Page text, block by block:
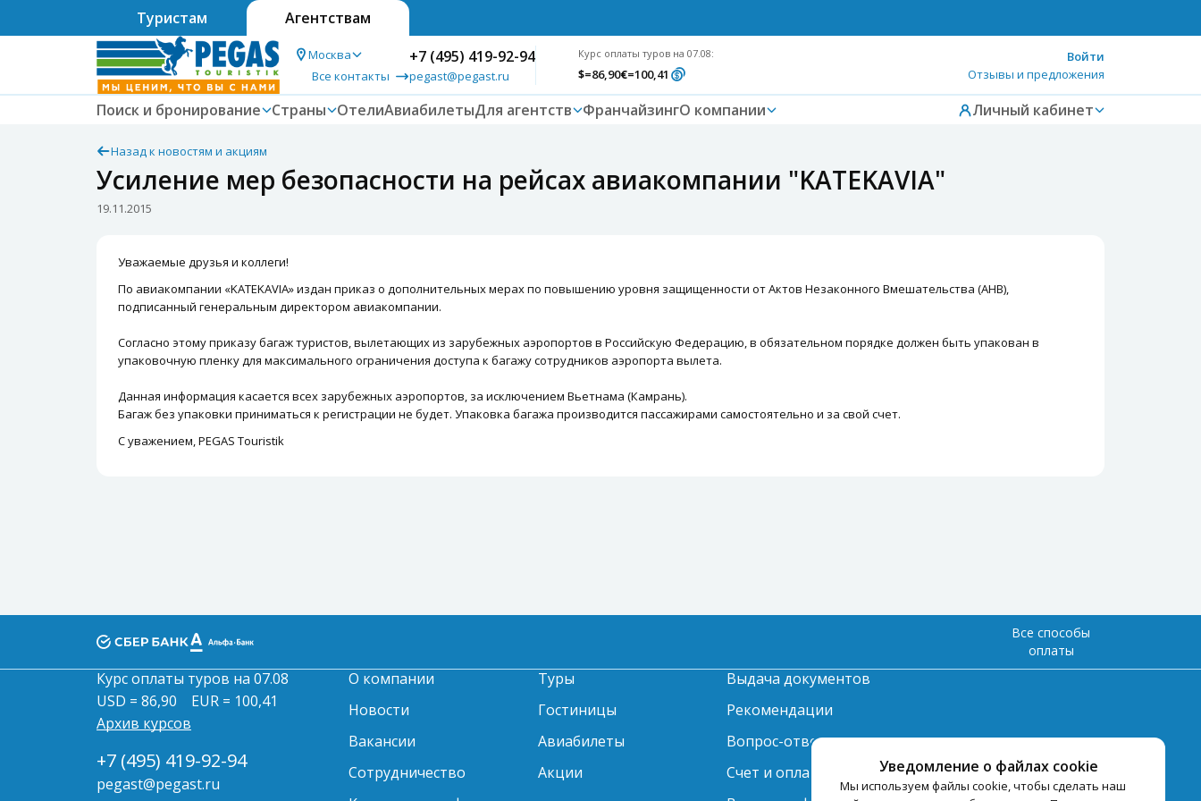
Туристам Агентствам
Москва
Все контакты
+7 (495) 419-92-94
pegast@pegast.ru
Курс оплаты туров на 07.08:
$=86,90€=100,41
Войти
Отзывы и предложения
Поиск и бронирование Страны ОтелиАвиабилетыДля агентств ФранчайзингО компании Личный кабинет
Назад к новостям и акциям
Усиление мер безопасности на рейсах авиакомпании "KATEKAVIA"
19.11.2015
Уважаемые друзья и коллеги!
По авиакомпании «KATEKAVIA» издан приказ о дополнительных мерах по повышению уровня защищенности от Актов Незаконного Вмешательства (АНВ),
подписанный генеральным директором авиакомпании.
Согласно этому приказу багаж туристов, вылетающих из зарубежных аэропортов в Российскую Федерацию, в обязательном порядке должен быть упакован в
упаковочную пленку для максимального ограничения доступа к багажу сотрудников аэропорта вылета.
Данная информация касается всех зарубежных аэропортов, за исключением Вьетнама (Камрань).
Багаж без упаковки приниматься к регистрации не будет. Упаковка багажа производится пассажирами самостоятельно и за свой счет.
С уважением, PEGAS Touristik
Уведомление о файлах cookie
Мы используем файлы cookie, чтобы сделать наш
Все способы
оплаты
Курс оплаты туров на 07.08
USD = 86,90
EUR = 100,41
Архив курсов
+7 (495) 419-92-94
pegast@pegast.ru
О компании
Новости
Вакансии
Сотрудничество
Туры
Гостиницы
Авиабилеты
Акции
Выдача документов
Рекомендации
Вопрос-ответ
Счет и оплата